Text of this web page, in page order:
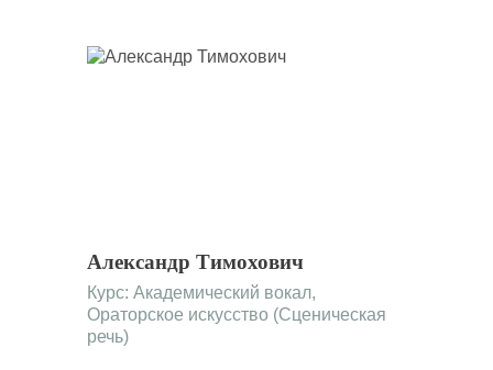
Александр Тимохович
Курс: Академический вокал,
Ораторское искусство (Сценическая
речь)